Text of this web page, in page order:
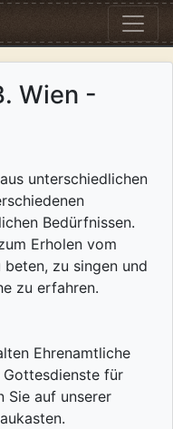
Wien -
unterschiedlichen
Bedürfnissen.
Erholen vom
zu singen und
zu erfahren.
Ehrenamtliche
für
Sie auf unserer